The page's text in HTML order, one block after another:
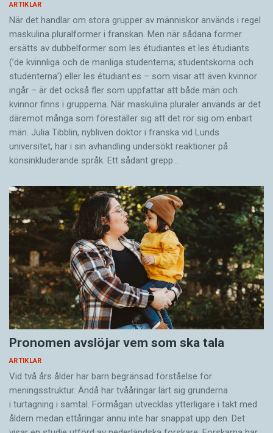
ARTIKLAR
När det handlar om stora grupper av människor används i regel
maskulina pluralformer i franskan. Men när sådana ­former
ersätts av dubbel­former som les étudiantes et les étudiants
(’de kvinnliga och de manliga studenterna; studentskorna och
studenterna’) eller les étudiant·es – som visar att även kvinnor
ingår – är det också fler som uppfattar att både män och
kvinnor finns i grupperna. När maskulina pluraler används är det
där­emot många som föreställer sig att det rör sig om enbart
män. Julia Tibblin, nybliven doktor i franska vid Lunds
universitet, har i sin avhandling undersökt reaktioner på
könsinkluderande språk. Ett sådant grepp…
Pronomen avslöjar vem som ska tala
ARTIKLAR
Vid två års ålder har barn begränsad förståelse för
meningsstruktur. Ändå har tvååringar lärt sig grunderna
i turtagning i samtal. Förmågan utvecklas ytterligare i takt med
åldern medan ettåringar ännu inte har snappat upp den. Det